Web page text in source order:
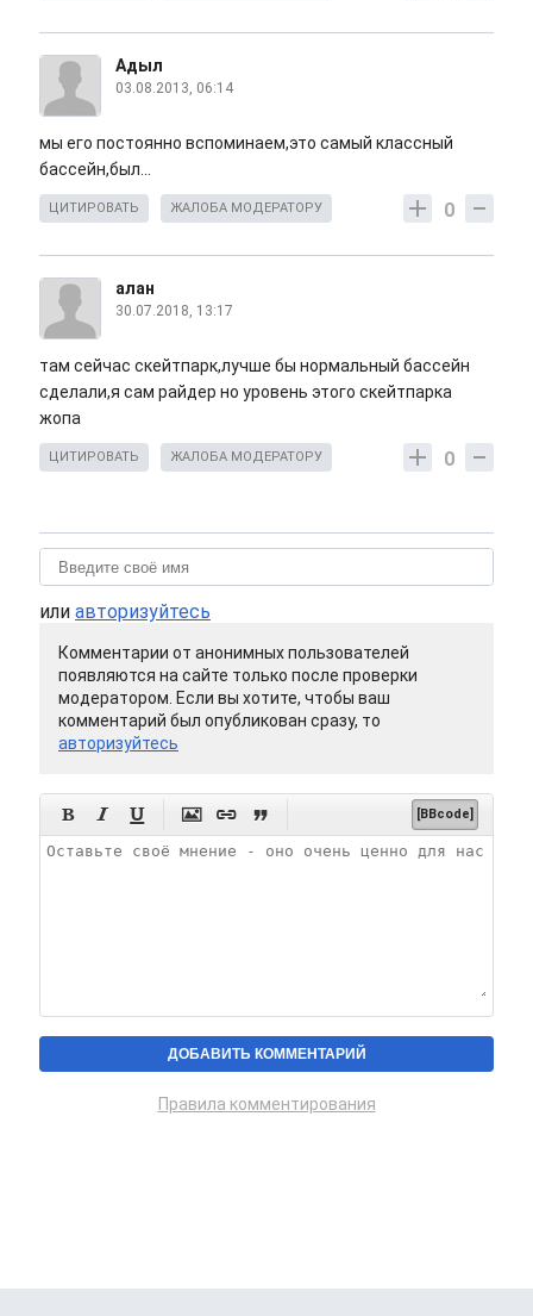
Адыл
03.08.2013, 06:14
мы его постоянно вспоминаем,это самый классный
бассейн,был...
0
ЦИТИРОВАТЬ ЖАЛОБА МОДЕРАТОРУ
алан
30.07.2018, 13:17
там сейчас скейтпарк,лучше бы нормальный бассейн
сделали,я сам райдер но уровень этого скейтпарка
жопа
0
ЦИТИРОВАТЬ ЖАЛОБА МОДЕРАТОРУ
или авторизуйтесь
Комментарии от анонимных пользователей
появляются на сайте только после проверки
модератором. Если вы хотите, чтобы ваш
комментарий был опубликован сразу, то
авторизуйтесь
      [BBcode]
Правила комментирования